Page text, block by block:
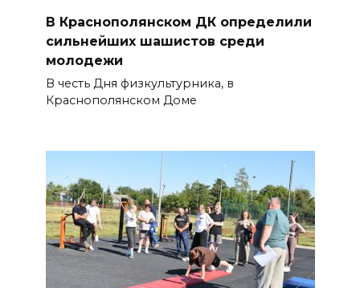
В Краснополянском ДК определили
сильнейших шашистов среди
молодежи
В честь Дня физкультурника, в
Краснополянском Доме